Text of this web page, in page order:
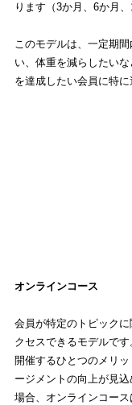
ります（3か月、6か月、
このモデルは、一定期
い、体重を減らしたい
を達成したい会員に特に
オンラインコース
会員が特定のトピック
クセスできるモデルで
開催するひとつのメリ
ージメントの向上が見
場合、オンラインコー